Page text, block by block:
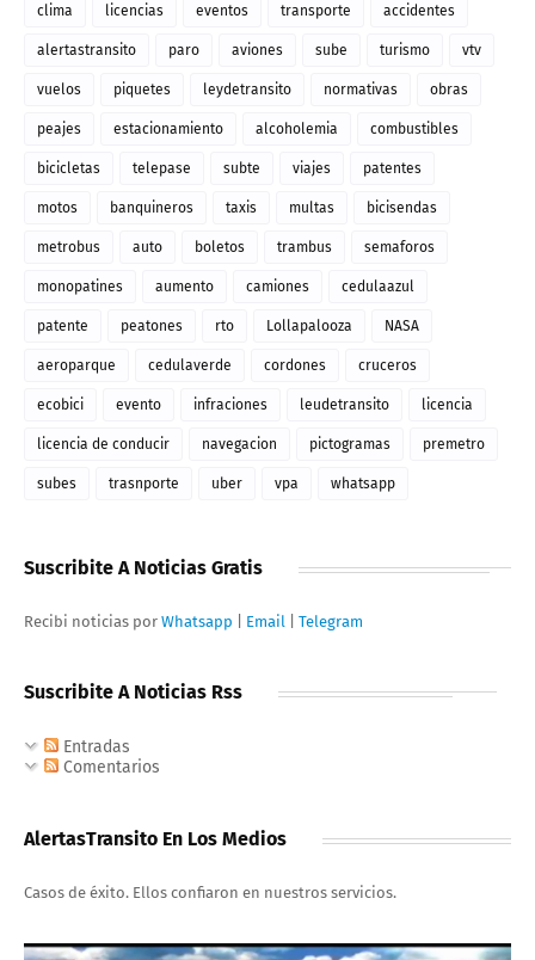
clima licencias eventos transporte accidentes
alertastransito paro aviones sube turismo vtv
vuelos piquetes leydetransito normativas obras
peajes estacionamiento alcoholemia combustibles
bicicletas telepase subte viajes patentes
motos banquineros taxis multas bicisendas
metrobus auto boletos trambus semaforos
monopatines aumento camiones cedulaazul
patente peatones rto Lollapalooza NASA
aeroparque cedulaverde cordones cruceros
ecobici evento infraciones leudetransito licencia
licencia de conducir navegacion pictogramas premetro
subes trasnporte uber vpa whatsapp
Suscribite A Noticias Gratis
Recibi noticias por Whatsapp Email Telegram
Suscribite A Noticias Rss
Entradas
Comentarios
AlertasTransito En Los Medios
Casos de éxito. Ellos confiaron en nuestros servicios.